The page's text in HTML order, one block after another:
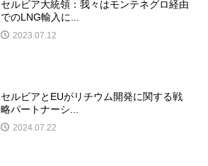
セルビア大統領：我々はモンテネグロ経由
でのLNG輸入に...
2023.07.12
セルビアとEUがリチウム開発に関する戦
略パートナーシ...
2024.07.22